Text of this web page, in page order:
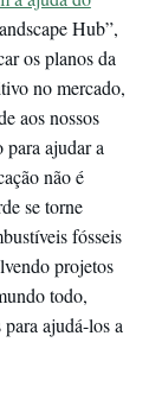
Hub”,
os planos da
no mercado,
aos nossos
ajudar a
não é
se torne
fósseis
projetos
todo,
ajudá-los a